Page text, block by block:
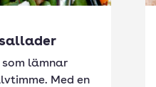
lämnar
Med en